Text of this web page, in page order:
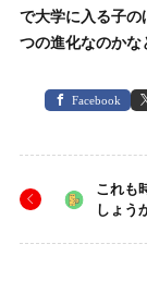
で大学に入る子の
つの進化なのかな
Facebook
これも
しょう